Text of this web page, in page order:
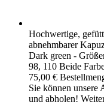
Hochwertige,
abnehmbarer
Dark green -
98, 110 Beide
75,00 €
Sie können unsere
und abholen!